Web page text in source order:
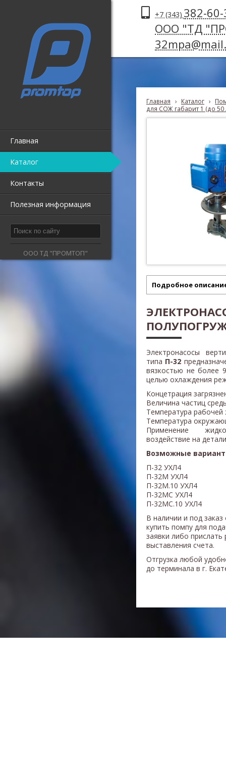
Главная
Каталог
Контакты
Полезная информация
ООО ТД "ПРОМТОП"
+7 (343) 382-
ООО "ТД
Главная › Каталог ›
для СОЖ габарит 1 (до
Подробное
Электронасосы
типа П-32
вязкостью не более
целью охлаждения
Концетрация
Величина частиц
Температура
Температура
Применение
воздействие на
Возможные
П-32 УХЛ4
П-32М УХЛ4
П-32М.10 УХЛ4
​П-32МС УХЛ4
П-32МС.10 УХЛ4
В наличии и под
купить помпу для
заявки либо
выставления счета.
Отгрузка любой
до терминала в г.